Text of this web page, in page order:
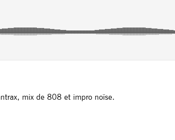
mix de 808 et impro noïse.